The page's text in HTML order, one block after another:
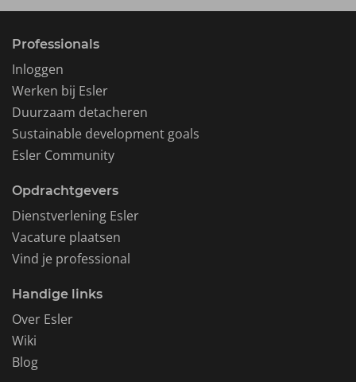
Professionals
Inloggen
Werken bij Esler
Duurzaam detacheren
Sustainable development goals
Esler Community
Opdrachtgevers
Dienstverlening Esler
Vacature plaatsen
Vind je professional
Handige links
Over Esler
Wiki
Blog